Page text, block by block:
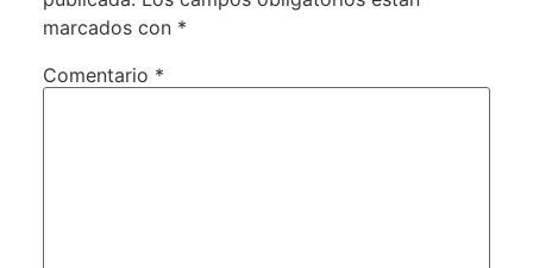
marcados con *
Comentario *